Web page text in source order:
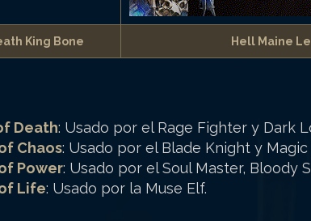
King Bone Hell Maine
Death: Usado por el Rage Fighter y Dark
Chaos: Usado por el Blade Knight y Magic
Power: Usado por el Soul Master, Bloody
Life: Usado por la Muse Elf.